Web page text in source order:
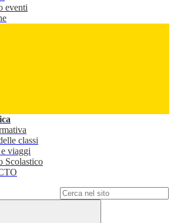
eventi
classi
viaggi
Scolastico